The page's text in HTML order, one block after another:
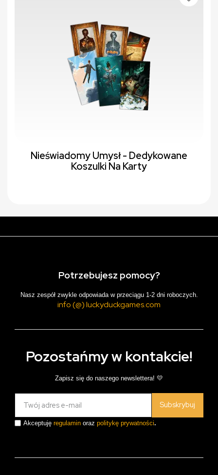
Nieświadomy Umysł - Dedykowane
Koszulki Na Karty
Potrzebujesz pomocy?
Nasz zespół zwykle odpowiada w przeciągu 1-2 dni roboczych.
info (@) luckyduckgames.com
Pozostańmy w kontakcie!
Zapisz się do naszego newslettera! 💛
Subskrybuj
Akceptuję regulamin oraz politykę prywatności.